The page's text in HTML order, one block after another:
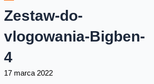
Zestaw-do-
vlogowania-Bigben-
4
17 marca 2022